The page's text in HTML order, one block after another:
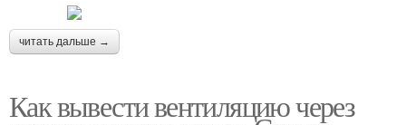
читать дальше →
Как вывести вентиляцию через